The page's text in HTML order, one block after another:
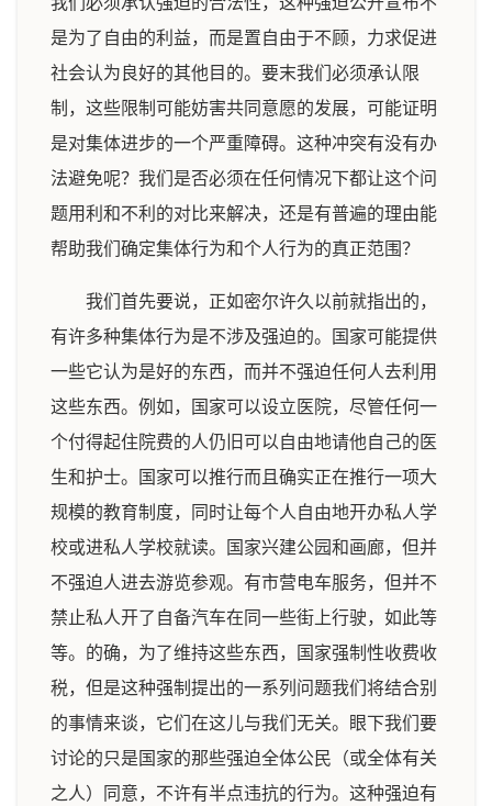
是为了自由的利益，而是置自由于不顾，力求促进
社会认为良好的其他目的。要末我们必须承认限
制，这些限制可能妨害共同意愿的发展，可能证明
是对集体进步的一个严重障碍。这种冲突有没有办
法避免呢？我们是否必须在任何情况下都让这个问
题用利和不利的对比来解决，还是有普遍的理由能
帮助我们确定集体行为和个人行为的真正范围？
我们首先要说，正如密尔许久以前就指出的，
有许多种集体行为是不涉及强迫的。国家可能提供
一些它认为是好的东西，而并不强迫任何人去利用
这些东西。例如，国家可以设立医院，尽管任何一
个付得起住院费的人仍旧可以自由地请他自己的医
生和护士。国家可以推行而且确实正在推行一项大
规模的教育制度，同时让每个人自由地开办私人学
校或进私人学校就读。国家兴建公园和画廊，但并
不强迫人进去游览参观。有市营电车服务，但并不
禁止私人开了自备汽车在同一些街上行驶，如此等
等。的确，为了维持这些东西，国家强制性收费收
税，但是这种强制提出的一系列问题我们将结合别
的事情来谈，它们在这儿与我们无关。眼下我们要
讨论的只是国家的那些强迫全体公民（或全体有关
之人）同意，不许有半点违抗的行为。这种强迫有